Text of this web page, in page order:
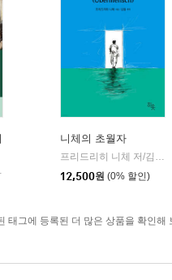
| 현대지성
니체의 초월자
12,500원 (0% 할인)
태그에 등록된 더 많은 상품을 확인해